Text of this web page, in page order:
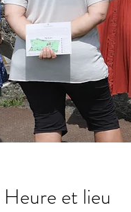
Heure et lieu